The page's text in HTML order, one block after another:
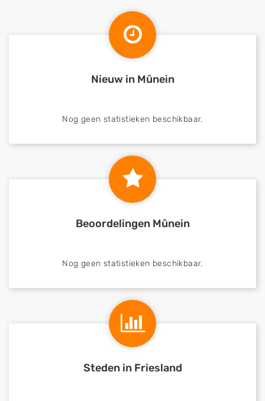
Nieuw in Mûnein
Nog geen statistieken beschikbaar.
Beoordelingen Mûnein
Nog geen statistieken beschikbaar.
Steden in Friesland